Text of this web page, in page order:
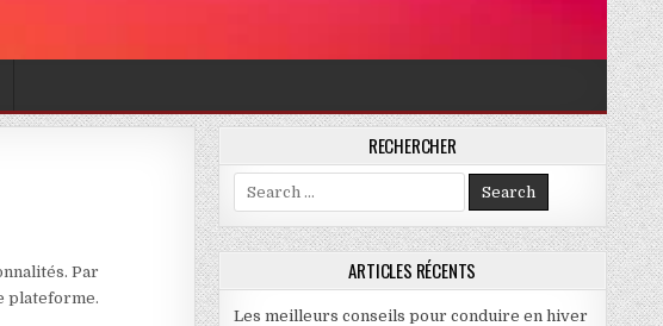
Par
plateforme.
RECHERCHER
Search for:
ARTICLES RÉCENTS
Les meilleurs conseils pour conduire en hiver